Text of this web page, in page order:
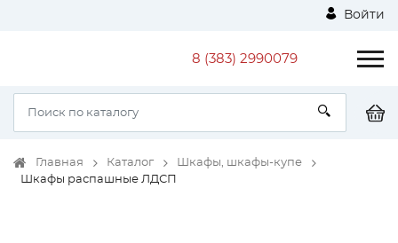
Войти
8 (383) 2990079
Главная Каталог
Шкафы, шкафы-купе
Шкафы распашные ЛДСП